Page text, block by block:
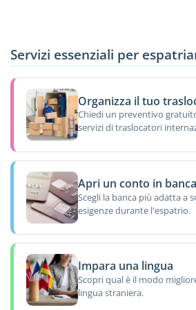
Servizi essenziali per
Organizza il tuo
Chiedi un preventivo
servizi di traslocatori
Apri un conto in banca
Scegli la banca più adatta a
esigenze durante l'espatrio.
Impara una lingua
Scopri qual è il modo
lingua straniera.